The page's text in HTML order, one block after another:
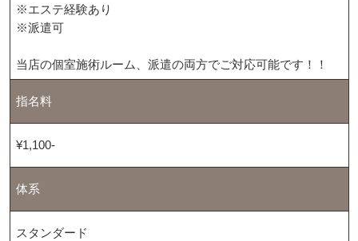
※エステ経験あり
※派遣可
当店の個室施術ルーム、派遣の両方でご対応可能です！！
指名料
¥1,100-
体系
スタンダード